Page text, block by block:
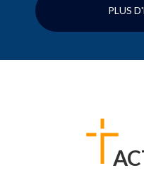
PLUS